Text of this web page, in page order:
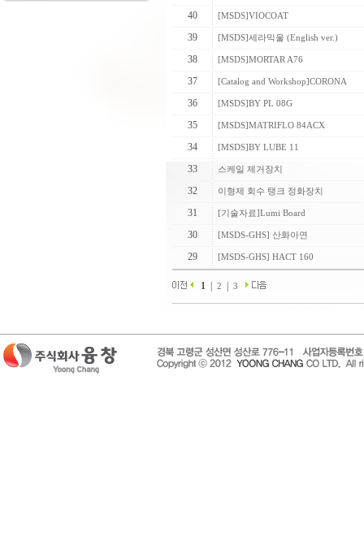
40 [MSDS]VIOCOAT
39 [MSDS]세라믹울 (English ver.)
38 [MSDS]MORTAR A76
37 [Catalog and Workshop]CORONA
36 [MSDS]BY PL 08G
35 [MSDS]MATRIFLO 84ACX
34 [MSDS]BY LUBE 11
33 스케일 제거장치
32 이형제 회수 탱크 정화장치
31 [기술자료]Lumi Board
30 [MSDS-GHS] 산화아연
29 [MSDS-GHS] HACT 160
1 2 3